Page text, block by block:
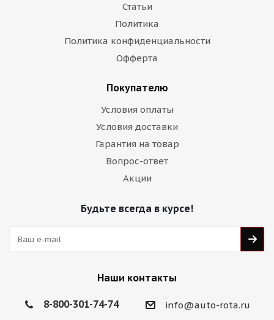
Статьи
Политика
Политика конфиденциальности
Офферта
Покупателю
Условия оплаты
Условия доставки
Гарантия на товар
Вопрос-ответ
Акции
Будьте всегда в курсе!
Наши контакты
8-800-301-74-74 info@auto-rota.ru